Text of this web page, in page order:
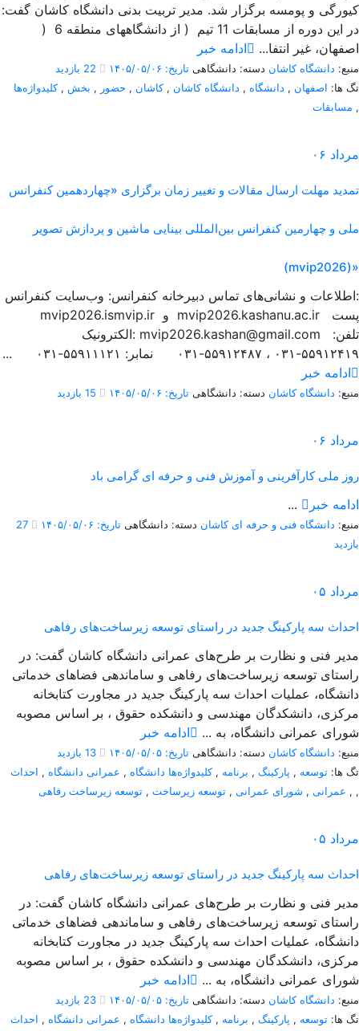
کیورگی و پومسه برگزار شد. مدیر تربیت بدنی دانشگاه کاشان گفت:
در این دوره از مسابقات 11 تیم ( از دانشگاههای منطقه 6 (
اصفهان، غیر انتفا...
ادامه خبر
منبع: دانشگاه کاشان دسته: دانشگاهی تاریخ: ۱۴۰۵/۰۵/۰۶
تگ ها: اصفهان , دانشگاه , دانشگاه کاشان ,کاشان , حضور , بخش ,کلیدواژه‌ها
مسابقات ,
۰۶ مرداد
تمدید مهلت ارسال مقالات و تغییر زمان برگزاری «چهاردهمین کنفرانس
ملی و چهارمین کنفرانس بین‌المللی بینایی ماشین و پردازش تصویر
(mvip2026)»
اطلاعات و نشانی‌های تماس دبیرخانه کنفرانس: وب‌سایت کنفرانس:
mvip2026.ismvip.ir و mvip2026.kashanu.ac.ir پست
الکترونیک: mvip2026.kashan@gmail.com تلفن:
۵۵۹۱۲۴۱۹-۰۳۱ ، ۵۵۹۱۲۴۸۷-۰۳۱ نمابر: ۵۵۹۱۱۱۲۱-۰۳۱ ...
ادامه خبر
منبع: دانشگاه کاشان دسته: دانشگاهی تاریخ: ۱۴۰۵/۰۵/۰۶
۰۶ مرداد
روز ملی کارآفرینی و آموزش فنی و حرفه ای گرامی باد
... ادامه خبر
منبع: دانشگاه فنی و حرفه ای کاشان دسته: دانشگاهی تاریخ: ۱۴۰۵/۰۵/۰۶
27
بازدید
۰۵ مرداد
احداث سه پارکینگ جدید در راستای توسعه زیرساخت‌های رفاهی
مدیر فنی و نظارت بر طرح‌های عمرانی دانشگاه کاشان گفت: در
راستای توسعه زیرساخت‌های رفاهی و ساماندهی فضاهای خدماتی
دانشگاه، عملیات احداث سه پارکینگ جدید در مجاورت کتابخانه
مرکزی، دانشکدگان مهندسی و دانشکده حقوق ، بر اساس مصوبه
شورای عمرانی دانشگاه، به ...
ادامه خبر
منبع: دانشگاه کاشان دسته: دانشگاهی تاریخ: ۱۴۰۵/۰۵/۰۵
تگ ها: توسعه , پارکینگ , برنامه ,کلیدواژه‌ها دانشگاه , عمرانی دانشگاه , احداث
, عمرانی , شورای عمرانی , توسعه زیرساخت , توسعه زیرساخت رفاهی ,
۰۵ مرداد
احداث سه پارکینگ جدید در راستای توسعه زیرساخت‌های رفاهی
مدیر فنی و نظارت بر طرح‌های عمرانی دانشگاه کاشان گفت: در
راستای توسعه زیرساخت‌های رفاهی و ساماندهی فضاهای خدماتی
دانشگاه، عملیات احداث سه پارکینگ جدید در مجاورت کتابخانه
مرکزی، دانشکدگان مهندسی و دانشکده حقوق ، بر اساس مصوبه
شورای عمرانی دانشگاه، به ...
ادامه خبر
منبع: دانشگاه کاشان دسته: دانشگاهی تاریخ: ۱۴۰۵/۰۵/۰۵
تگ ها: توسعه , پارکینگ , برنامه ,کلیدواژه‌ها دانشگاه , عمرانی دانشگاه , احداث